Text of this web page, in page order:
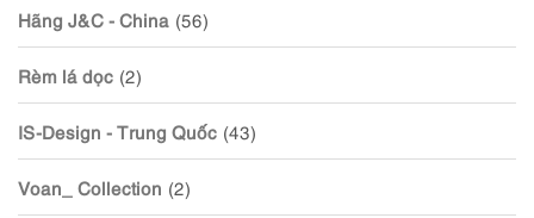
Hãng J&C - China (56)
Rèm lá dọc (2)
IS-Design - Trung Quốc (43)
Voan_ Collection (2)